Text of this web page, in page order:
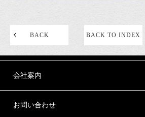
BACK BACK TO INDEX
会社案内
お問い合わせ